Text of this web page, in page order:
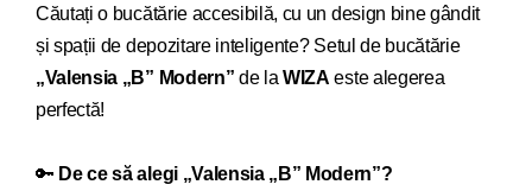
Căutați o bucătărie accesibilă, cu un design bine gândit
și spații de depozitare inteligente? Setul de bucătărie
„Valensia „B” Modern” de laWIZA este alegerea
perfectă!
🔑 De ce să alegi „Valensia „B” Modern”?